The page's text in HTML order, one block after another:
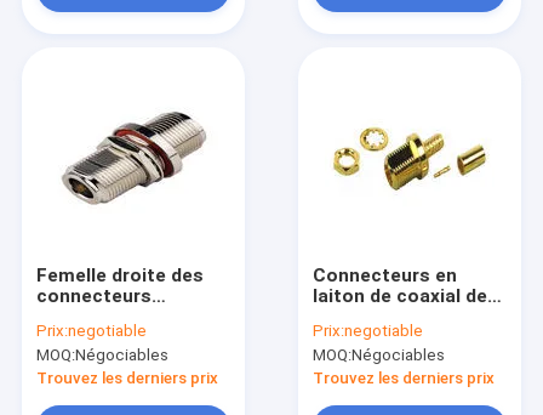
Femelle droite des
connecteurs
circulaire rf de
cloison étanche à
l'adaptateur de
Prix:negotiable
MOQ:Négociables
Trouvez les derniers prix
Connecteurs en
laiton de coaxial de
haute performance,
MMCX connecteur
droit de cuir embouti
Prix:negotiable
MOQ:Négociables
Trouvez les derniers prix